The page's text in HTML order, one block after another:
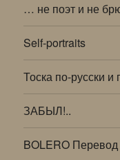
… не поэт и не
Self-portraits
Тоска по-русски и
ЗАБЫЛ!..
BOLERO